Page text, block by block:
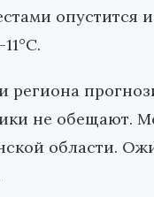
региона
не обещают.
области.